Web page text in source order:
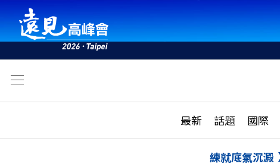
最新 話題 國際
活動
話題
練就底氣沉澱